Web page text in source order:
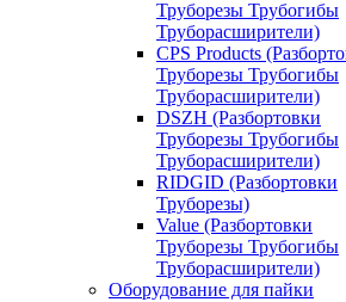
Труборезы Трубогибы
Труборасширители)
CPS Products
Труборезы Трубогибы
Труборасширители)
DSZH (Разбортовки
Труборезы Трубогибы
Труборасширители)
RIDGID (Разбортовки
Труборезы)
Value (Разбортовки
Труборезы Трубогибы
Труборасширители)
Оборудование для пайки